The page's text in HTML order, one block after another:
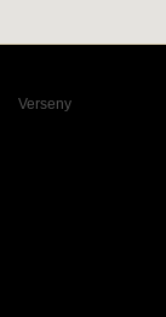
Verseny